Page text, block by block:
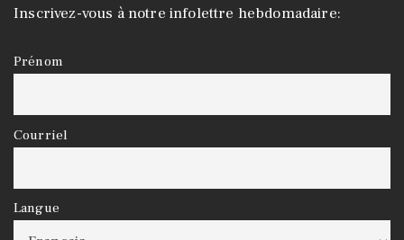
Inscrivez-vous à notre infolettre hebdomadaire:
Prénom
Courriel
Langue